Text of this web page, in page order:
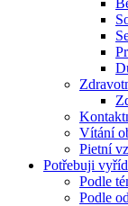
Vítání
Pietní
Potřebuji
Podle
Podle